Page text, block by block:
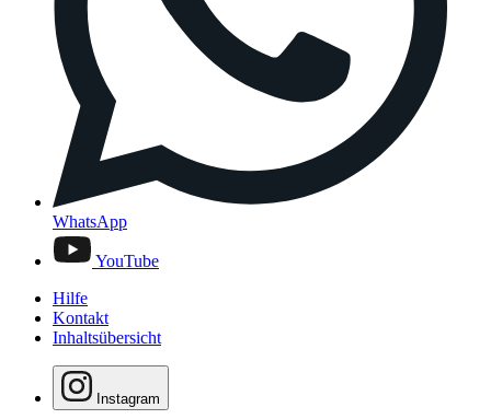
WhatsApp
YouTube
Hilfe
Kontakt
Inhaltsübersicht
Instagram